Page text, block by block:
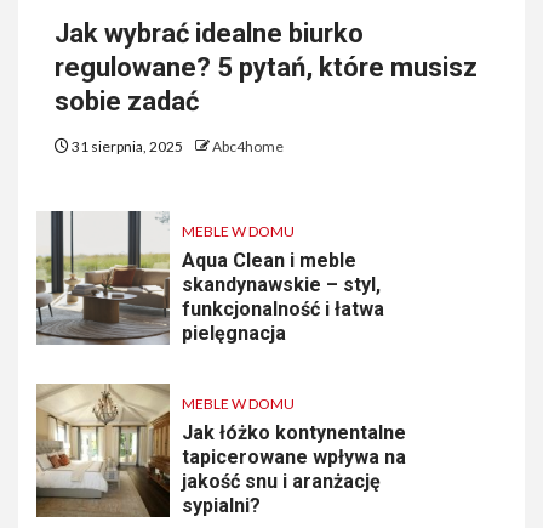
Jak wybrać idealne biurko
regulowane? 5 pytań, które musisz
sobie zadać
31 sierpnia, 2025 Abc4home
MEBLE W DOMU
Aqua Clean i meble
skandynawskie – styl,
funkcjonalność i łatwa
pielęgnacja
MEBLE W DOMU
Jak łóżko kontynentalne
tapicerowane wpływa na
jakość snu i aranżację
sypialni?